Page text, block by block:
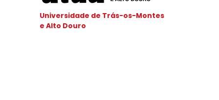
Universidade de Trás-os-Montes
e Alto Douro